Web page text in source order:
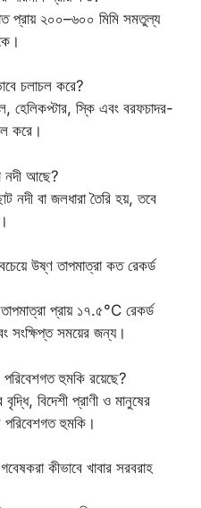
প্রায় ২০০–৬০০ মিমি সমতুল্য
চলাচল করে?
হেলিকপ্টার, স্কি এবং বরফচাদর-
করে।
নদী আছে?
নদী বা জলধারা তৈরি হয়, তবে
উষ্ণ তাপমাত্রা কত রেকর্ড
তাপমাত্রা প্রায় ১৭.৫°C রেকর্ড
সংক্ষিপ্ত সময়ের জন্য।
পরিবেশগত হুমকি রয়েছে?
বিদেশী প্রাণী ও মানুষের
পরিবেশগত হুমকি।
গবেষকরা কীভাবে খাবার সরবরাহ